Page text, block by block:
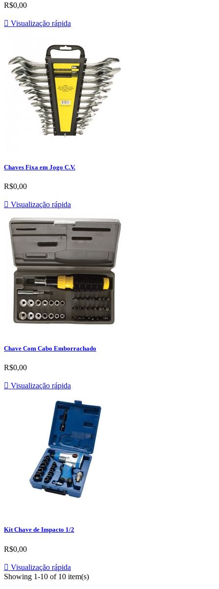
R$0,00
 Visualização rápida
Chaves Fixa em Jogo C.V.
R$0,00
 Visualização rápida
Chave Com Cabo Emborrachado
R$0,00
 Visualização rápida
Kit Chave de Impacto 1/2
R$0,00
 Visualização rápida
Showing 1-10 of 10 item(s)